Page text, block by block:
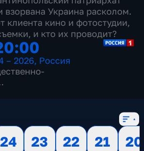
взорвана Украина расколом.
клиента кино и фотостудии,
и кто их проводит?
– 2026, Россия
24 23 22 21
20